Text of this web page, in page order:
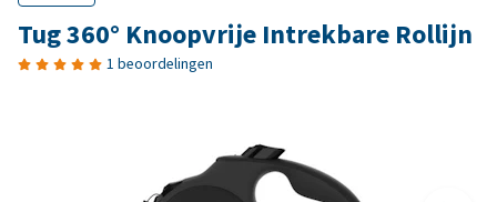
Tug 360° Knoopvrije Intrekbare Rollijn
1 beoordelingen